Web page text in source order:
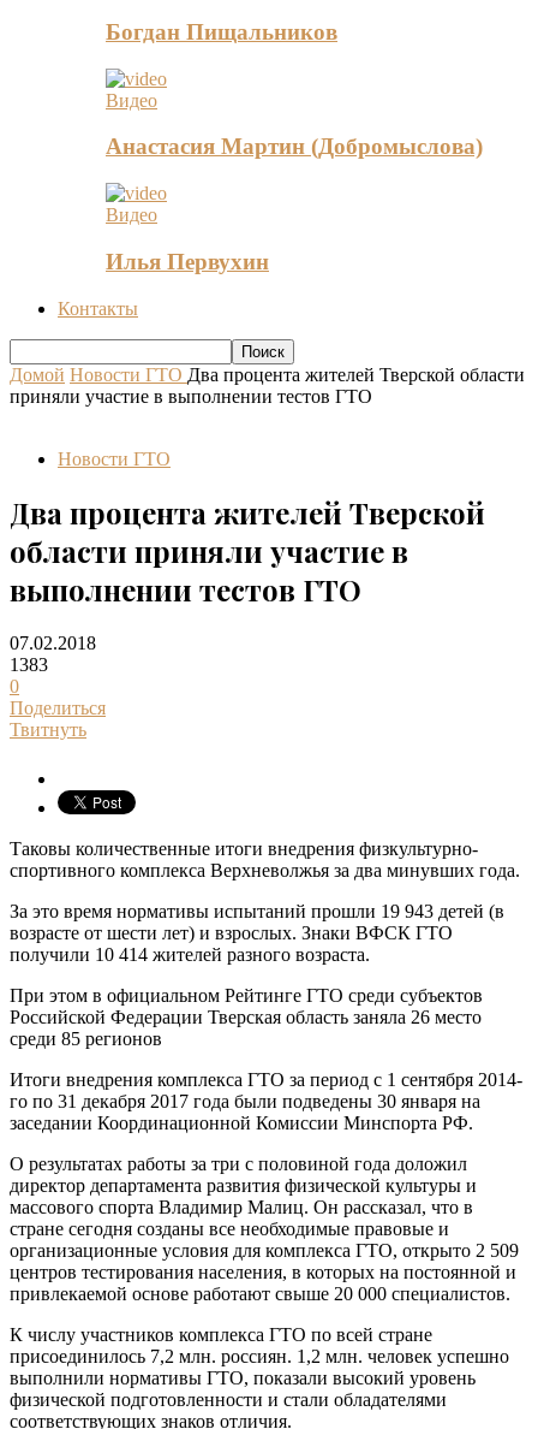
Богдан Пищальников
Видео
Анастасия Мартин (Добромыслова)
Видео
Илья Первухин
Контакты
Домой Новости ГТО Два процента жителей Тверской области
приняли участие в выполнении тестов ГТО
Новости ГТО
Два процента жителей Тверской
области приняли участие в
выполнении тестов ГТО
07.02.2018
1383
0
Поделиться
Твитнуть
Таковы количественные итоги внедрения физкультурно-
спортивного комплекса Верхневолжья за два минувших года.
За это время нормативы испытаний прошли 19 943 детей (в
возрасте от шести лет) и взрослых. Знаки ВФСК ГТО
получили 10 414 жителей разного возраста.
При этом в официальном Рейтинге ГТО среди субъектов
Российской Федерации Тверская область заняла 26 место
среди 85 регионов
Итоги внедрения комплекса ГТО за период с 1 сентября 2014-
го по 31 декабря 2017 года были подведены 30 января на
заседании Координационной Комиссии Минспорта РФ.
О результатах работы за три с половиной года доложил
директор департамента развития физической культуры и
массового спорта Владимир Малиц. Он рассказал, что в
стране сегодня созданы все необходимые правовые и
организационные условия для комплекса ГТО, открыто 2 509
центров тестирования населения, в которых на постоянной и
привлекаемой основе работают свыше 20 000 специалистов.
К числу участников комплекса ГТО по всей стране
присоединилось 7,2 млн. россиян. 1,2 млн. человек успешно
выполнили нормативы ГТО, показали высокий уровень
физической подготовленности и стали обладателями
соответствующих знаков отличия.